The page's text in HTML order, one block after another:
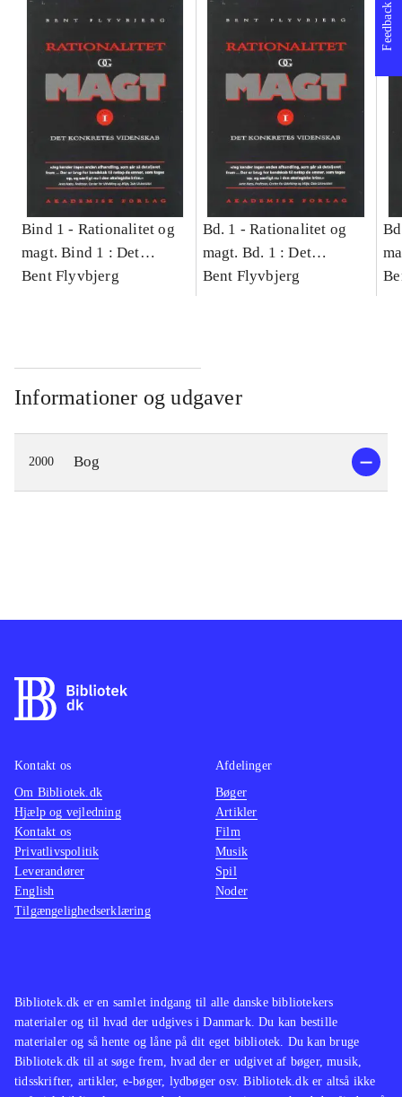
Bind 1 - Rationalitet og
magt. Bind 1 : Det
konkretes videnskab
Bent Flyvbjerg
Bd. 1 -Rationalitet og
magt. Bd. 1 : Det
konkretes videnskab
Bent Flyvbjerg
Informationer og udgaver
2000 Bog
Feedback
Bibliotek.dk er en samlet indgang til alle danske bibliotekers
materialer og til hvad der udgives i Danmark. Du kan bestille
materialer og så hente og låne på dit eget bibliotek. Du kan bruge
Bibliotek.dk til at søge frem, hvad der er udgivet af bøger, musik,
tidsskrifter, artikler, e-bøger, lydbøger osv. Bibliotek.dk er altså ikke
Kontakt os
Om Bibliotek.dk
Hjælp og vejledning
Kontakt os
Privatlivspolitik
Leverandører
English
Tilgængelighedserklæring
Afdelinger
Bøger
Artikler
Film
Musik
Spil
Noder